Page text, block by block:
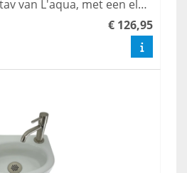
De fonteinset Gustav van L'aqua, met een elegante mat witte kraan en sifon, biedt een stijlvolle oplossing voor uw toilet. Ideaal voor kleinere ruimtes, combineert deze wasbak functionaliteit met een modern design. Bestel snel en haal het mooiste toilet fonteintje in huis!
€ 126,95